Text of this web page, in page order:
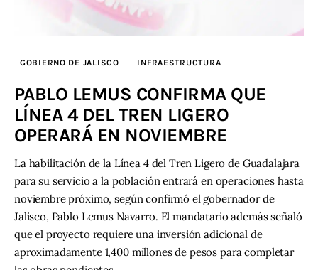
GOBIERNO DE JALISCO INFRAESTRUCTURA
PABLO LEMUS CONFIRMA QUE
LÍNEA 4 DEL TREN LIGERO
OPERARÁ EN NOVIEMBRE
La habilitación de la Línea 4 del Tren Ligero de Guadalajara
para su servicio a la población entrará en operaciones hasta
noviembre próximo, según confirmó el gobernador de
Jalisco, Pablo Lemus Navarro. El mandatario además señaló
que el proyecto requiere una inversión adicional de
aproximadamente 1,400 millones de pesos para completar